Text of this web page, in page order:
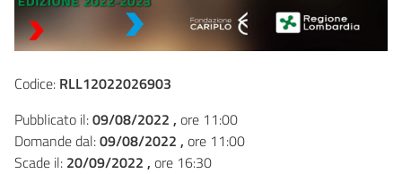
Codice: RLL12022026903
Pubblicato il:09/08/2022 , ore 11:00
Domande dal:09/08/2022 , ore 11:00
Scade il: 20/09/2022 , ore 16:30